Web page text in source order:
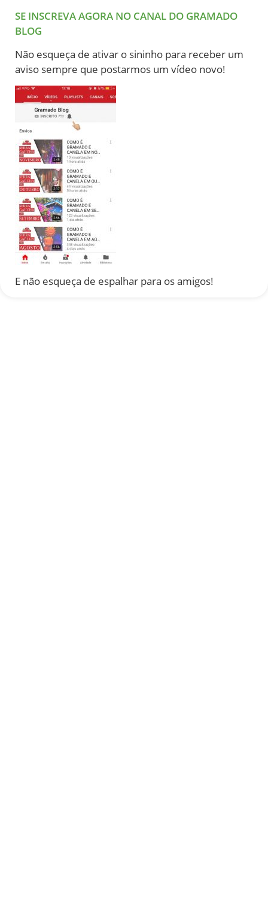
SE INSCREVA AGORA NO CANAL DO GRAMADO
BLOG
Não esqueça de ativar o sininho para receber um
aviso sempre que postarmos um vídeo novo!
E não esqueça de espalhar para os amigos!